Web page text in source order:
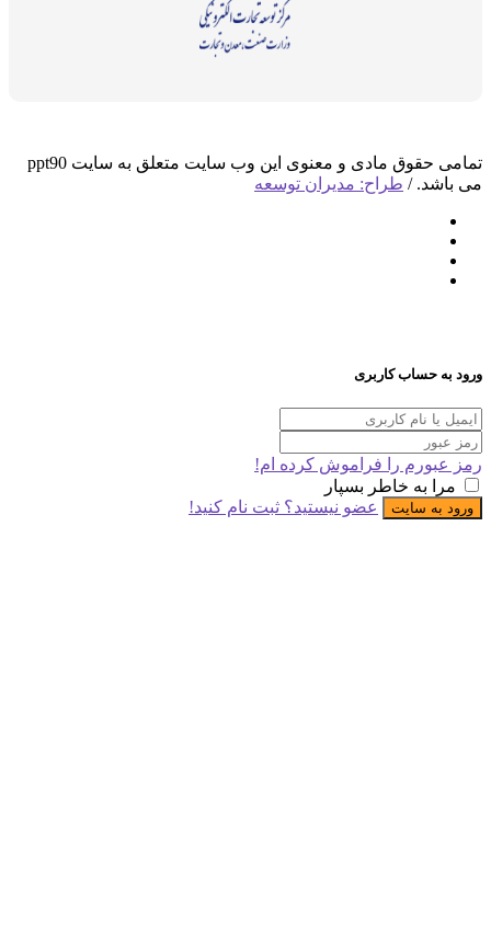
تمامی حقوق مادی و معنوی این وب سایت متعلق به سایت ppt90
/طراح: مدیران توسعه
به حساب کاربری
عبورم را فراموش کرده ام!
مرا به خاطر بسپار
به سایت عضو نیستید؟ ثبت نام کنید!